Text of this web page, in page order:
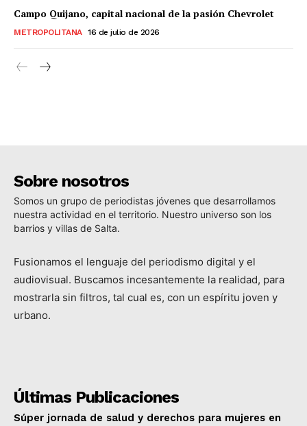
Campo Quijano, capital nacional de la pasión Chevrolet
METROPOLITANA 16 de julio de 2026
Sobre nosotros
Somos un grupo de periodistas jóvenes que desarrollamos
nuestra actividad en el territorio. Nuestro universo son los
barrios y villas de Salta.
Fusionamos el lenguaje del periodismo digital y el
audiovisual. Buscamos incesantemente la realidad, para
mostrarla sin filtros, tal cual es, con un espíritu joven y
urbano.
Últimas Publicaciones
Súper jornada de salud y derechos para mujeres en